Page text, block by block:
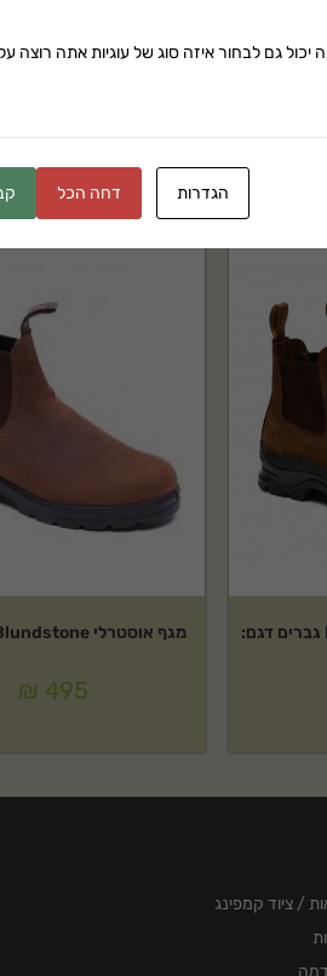
זמן אספקה:עד 8 ימי עסקים
מגף אוסטרלי Blundstone גברים דגם:
מגף אוסטרלי Blundstone דגם: 562
₪ 495
/ ציוד קמפינג
גם לבחור איזה סוג של עוגיות אתה רוצה על
הגדרות דחה הכל